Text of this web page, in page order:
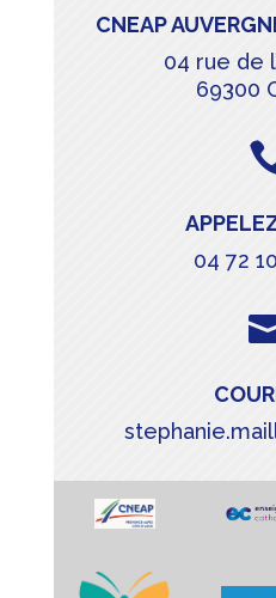
CNEAP
04 rue de
69300
04 72